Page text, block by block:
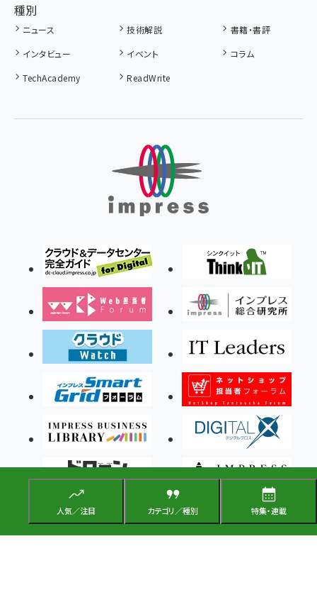
人気／注目 カテゴリ／種別 特集・連載
種別
ニュース 技術解説
書籍・書評
インタビュー
イベント
コラム
TechAcademy
ReadWrite